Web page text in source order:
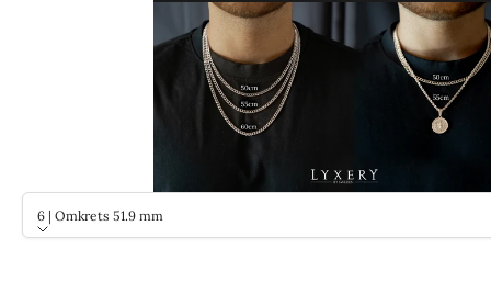
6 | Omkrets 51.9 mm